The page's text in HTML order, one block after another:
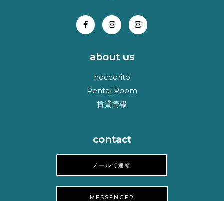
about us
hoccorito
Rental Room
賃貸情報
contact
メールで連絡
MESSENGER